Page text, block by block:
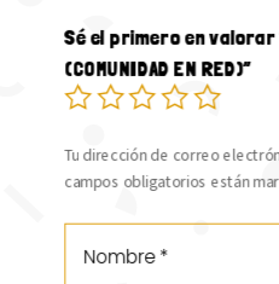
Sé el primero en valorar
(COMUNIDAD EN RED)”
Tu dirección de correo
campos obligatorios están